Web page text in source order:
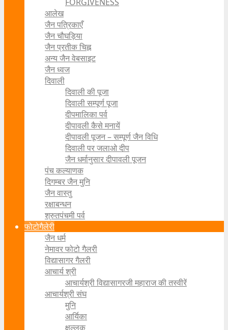
आलेख
जैन पत्रिकाएँ
जैन चौघड़िया
जैन प्रतीक चिह्न
अन्य जैन वेबसाइट
जैन ध्वज
दिवाली
दिवाली की पूजा
दिवाली सम्पूर्ण पूजा
दीपमालिका पर्व
दीपावली कैसे मनायें
दीपावली पूजन – सम्पूर्ण जैन विधि
दिवाली पर जलाओ दीप
जैन धर्मानुसार दीपावली पूजन
पंच कल्याणक
दिगम्बर जैन मुनि
जैन वास्तु
रक्षाबन्धन
श्रुतपंचमी पर्व
फोटोगैलेरी
जैन धर्म
नेमावर फोटो गैलरी
विद्यासागर गैलरी
आचार्य श्री
आचार्यश्री विद्यासागरजी महाराज की तस्वीरें
आचार्यश्री संघ
मुनि
आर्यिका
क्षुल्लक